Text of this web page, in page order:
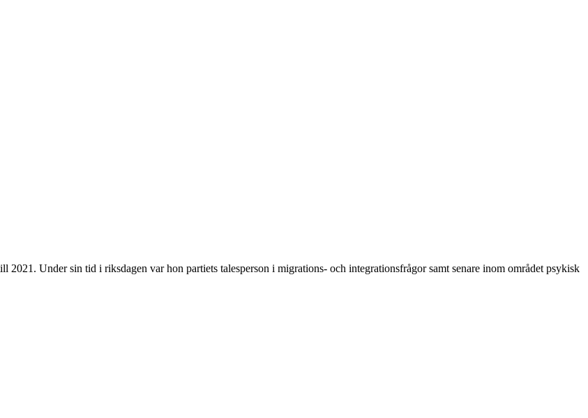
2021. Under sin tid i riksdagen var hon partiets talesperson i migrations- och integrationsfrågor samt senare inom området psykisk